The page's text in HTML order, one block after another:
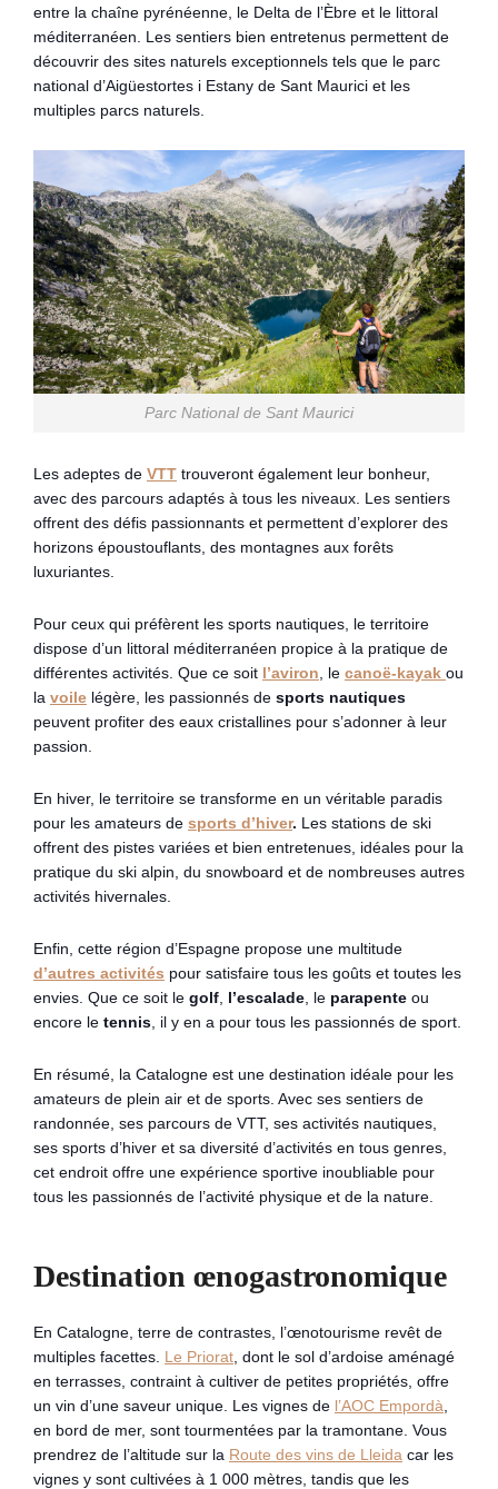
entre la chaîne pyrénéenne, le Delta de l’Èbre et le littoral
méditerranéen. Les sentiers bien entretenus permettent de
découvrir des sites naturels exceptionnels tels que le parc
national d’Aigüestortes i Estany de Sant Maurici et les
multiples parcs naturels.
Parc National de Sant Maurici
Les adeptes de VTT trouveront également leur bonheur,
avec des parcours adaptés à tous les niveaux. Les sentiers
offrent des défis passionnants et permettent d’explorer des
horizons époustouflants, des montagnes aux forêts
luxuriantes.
Pour ceux qui préfèrent les sports nautiques, le territoire
dispose d’un littoral méditerranéen propice à la pratique de
différentes activités. Que ce soit l’aviron , le canoë-kayak ou
la voile légère, les passionnés de sports nautiques
peuvent profiter des eaux cristallines pour s’adonner à leur
passion.
En hiver, le territoire se transforme en un véritable paradis
pour les amateurs de sports d’hiver. Les stations de ski
offrent des pistes variées et bien entretenues, idéales pour la
pratique du ski alpin, du snowboard et de nombreuses autres
activités hivernales.
Enfin, cette région d’Espagne propose une multitude
d’autres activités pour satisfaire tous les goûts et toutes les
envies. Que ce soit le golf l’escalade , le parapente ou
encore le tennis , il y en a pour tous les passionnés de sport.
En résumé, la Catalogne est une destination idéale pour les
amateurs de plein air et de sports. Avec ses sentiers de
randonnée, ses parcours de VTT, ses activités nautiques,
ses sports d’hiver et sa diversité d’activités en tous genres,
cet endroit offre une expérience sportive inoubliable pour
tous les passionnés de l’activité physique et de la nature.
Destination œnogastronomique
En Catalogne, terre de contrastes, l’œnotourisme revêt de
multiples facettes. Le Priorat , dont le sol d’ardoise aménagé
en terrasses, contraint à cultiver de petites propriétés, offre
un vin d’une saveur unique. Les vignes de l’AOC Empordà
en bord de mer, sont tourmentées par la tramontane. Vous
prendrez de l’altitude sur la Route des vins de Lleida car les
vignes y sont cultivées à 1 000 mètres, tandis que les